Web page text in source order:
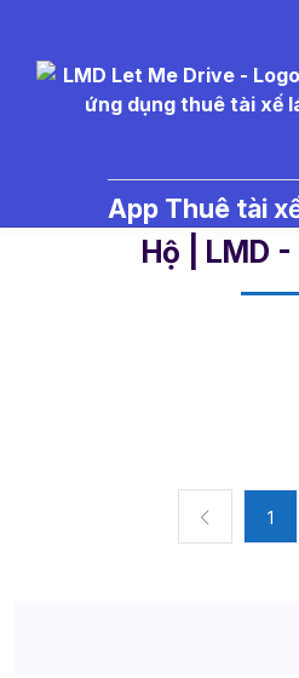
App Thuê tài
tannin - Tin Tức
Hộ | LMD -
1